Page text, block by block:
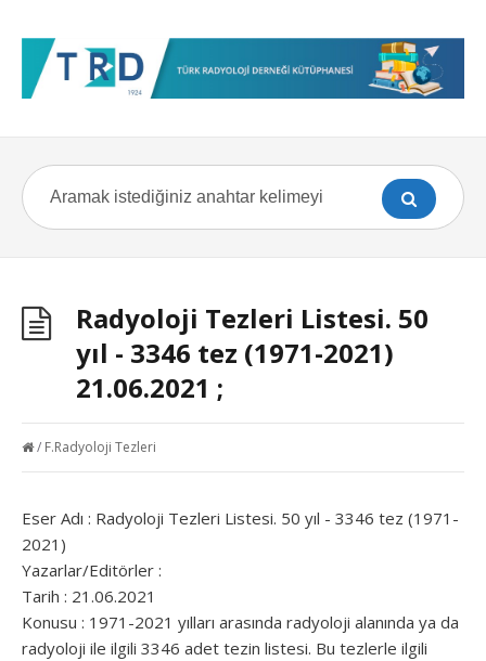
Radyoloji Tezleri Listesi. 50
yıl - 3346 tez (1971-2021)
21.06.2021 ;
/ F.Radyoloji Tezleri
Eser Adı : Radyoloji Tezleri Listesi. 50 yıl - 3346 tez (1971-
2021)
Yazarlar/Editörler :
Tarih : 21.06.2021
Konusu : 1971-2021 yılları arasında radyoloji alanında ya da
radyoloji ile ilgili 3346 adet tezin listesi. Bu tezlerle ilgili